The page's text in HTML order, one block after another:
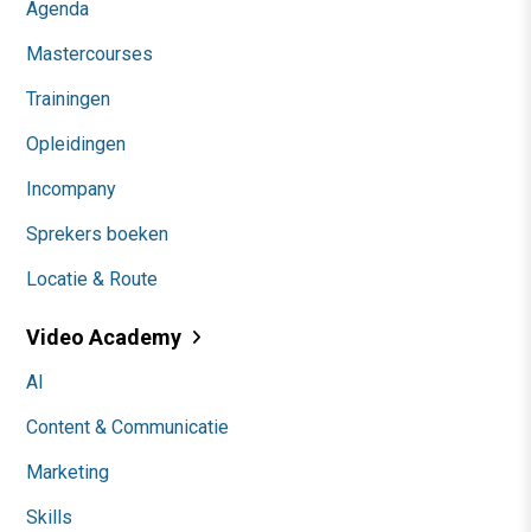
Agenda
Mastercourses
Trainingen
Opleidingen
Incompany
Sprekers boeken
Locatie & Route
Video Academy
AI
Content & Communicatie
Marketing
Skills